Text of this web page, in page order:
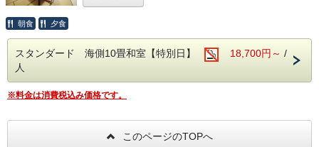
お預かりは１２時までとなります。（※その際に必ず
鍵をお預け下さい） 帰ってきましたら、大浴場で着替
えて帰路へ。 楽しい熱海の想い出を、ご家族、恋人同
士、お仲間で。 新鮮な海の幸、ゆっくりお風呂に入
り、ゆっくり食事をご堪能下さい。
バイクの方は500円かかります。予めご了承下さい。
朝食 夕食
スタンダード 海側10畳和室【特別日】 18,700円～ /
人
※料金は消費税込み価格です。
このページのTOPへ